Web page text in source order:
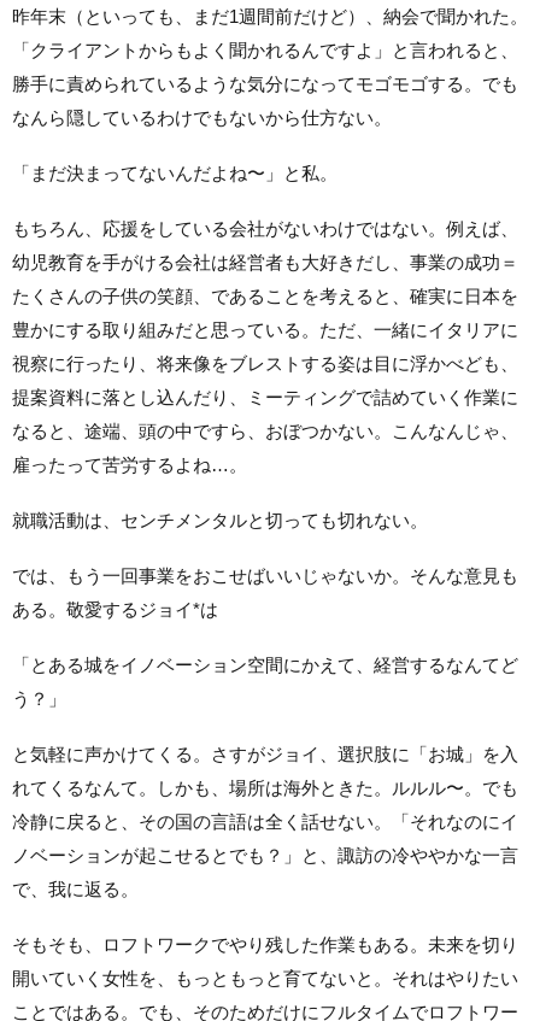
昨年末（といっても、まだ1週間前だけど）、納会で聞かれた。
「クライアントからもよく聞かれるんですよ」と言われると、
勝手に責められているような気分になってモゴモゴする。でも
なんら隠しているわけでもないから仕方ない。
「まだ決まってないんだよね〜」と私。
もちろん、応援をしている会社がないわけではない。例えば、
幼児教育を手がける会社は経営者も大好きだし、事業の成功＝
たくさんの子供の笑顔、であることを考えると、確実に日本を
豊かにする取り組みだと思っている。ただ、一緒にイタリアに
視察に行ったり、将来像をブレストする姿は目に浮かべども、
提案資料に落とし込んだり、ミーティングで詰めていく作業に
なると、途端、頭の中ですら、おぼつかない。こんなんじゃ、
雇ったって苦労するよね…。
就職活動は、センチメンタルと切っても切れない。
では、もう一回事業をおこせばいいじゃないか。そんな意見も
ある。敬愛するジョイ*は
「とある城をイノベーション空間にかえて、経営するなんてど
う？」
と気軽に声かけてくる。さすがジョイ、選択肢に「お城」を入
れてくるなんて。しかも、場所は海外ときた。ルルル〜。でも
冷静に戻ると、その国の言語は全く話せない。「それなのにイ
ノベーションが起こせるとでも？」と、諏訪の冷ややかな一言
で、我に返る。
そもそも、ロフトワークでやり残した作業もある。未来を切り
開いていく女性を、もっともっと育てないと。それはやりたい
ことではある。でも、そのためだけにフルタイムでロフトワー